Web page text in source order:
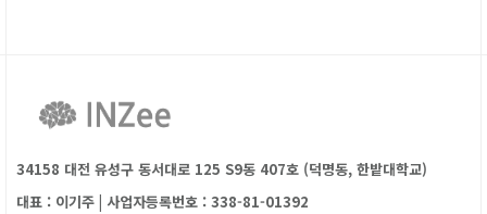
34158 대전 유성구 동서대로 125 S9동 407호 (덕명동, 한밭대학교)
대표 : 이기주 | 사업자등록번호 : 338-81-01392